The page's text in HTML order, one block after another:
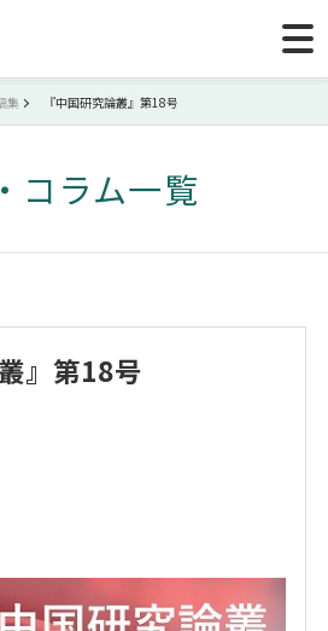
集 『中国研究論叢』第18号
コラム一覧
』第18号